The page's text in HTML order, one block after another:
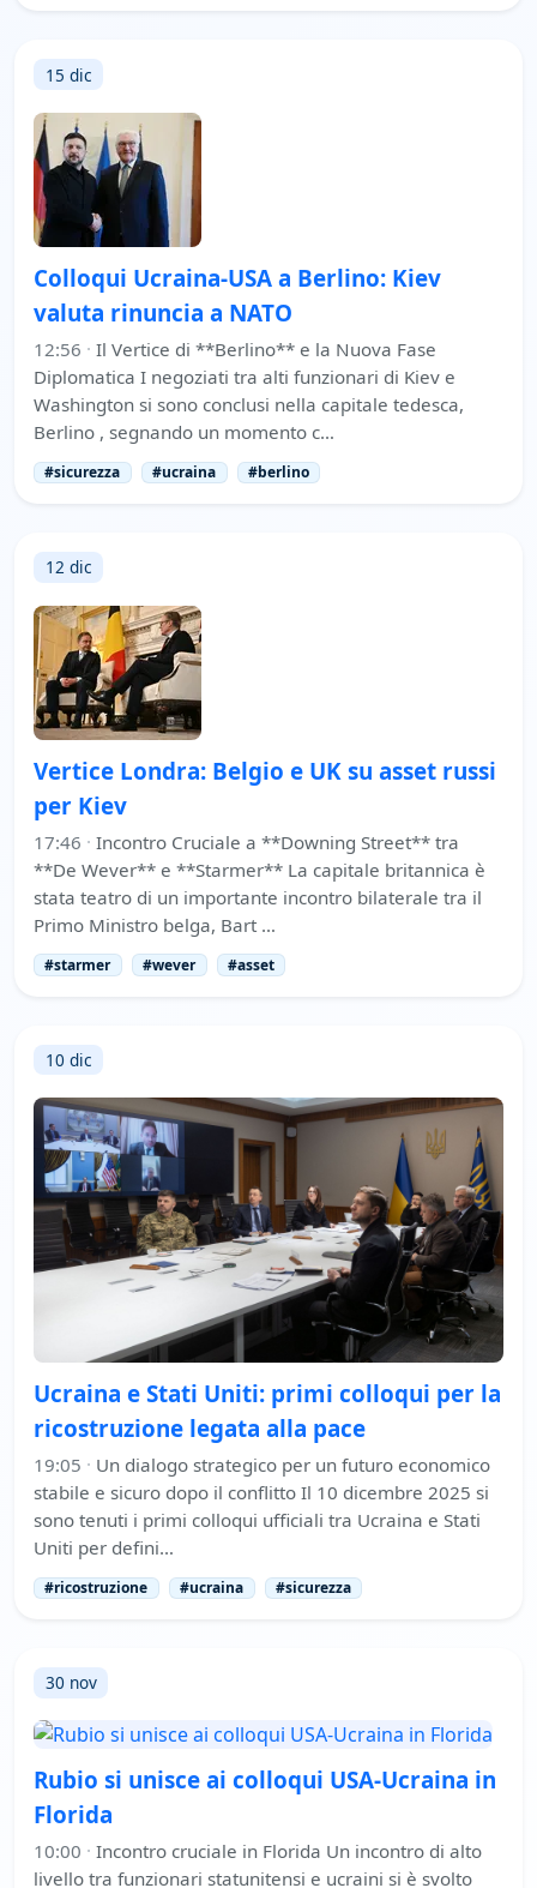
15 dic
Colloqui Ucraina-USA a Berlino: Kiev
valuta rinuncia a NATO
12:56 · Il Vertice di **Berlino** e la Nuova Fase
Diplomatica I negoziati tra alti funzionari di Kiev e
Washington si sono conclusi nella capitale tedesca,
Berlino , segnando un momento c…
#sicurezza #ucraina #berlino
12 dic
Vertice Londra: Belgio e UK su asset russi
per Kiev
17:46 · Incontro Cruciale a **Downing Street** tra
**De Wever** e **Starmer** La capitale britannica è
stata teatro di un importante incontro bilaterale tra il
Primo Ministro belga, Bart …
#starmer #wever #asset
10 dic
Ucraina e Stati Uniti: primi colloqui per la
ricostruzione legata alla pace
19:05 · Un dialogo strategico per un futuro economico
stabile e sicuro dopo il conflitto Il 10 dicembre 2025 si
sono tenuti i primi colloqui ufficiali tra Ucraina e Stati
Uniti per defini…
#ricostruzione #ucraina #sicurezza
30 nov
Rubio si unisce ai colloqui USA-Ucraina in
Florida
10:00 · Incontro cruciale in Florida Un incontro di alto
livello tra funzionari statunitensi e ucraini si è svolto